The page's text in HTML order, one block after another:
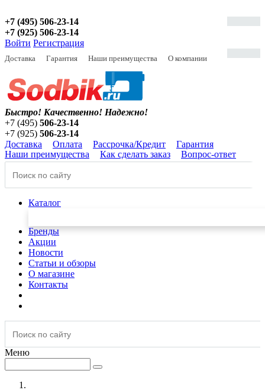
+7 (495) 506-23-14
+7 (925) 506-23-14
Войти Регистрация
Доставка Гарантия Наши преимущества О компании
Быстро! Качественно! Надежно!
+7 (495) 506-23-14
+7 (925) 506-23-14
Доставка
Оплата Рассрочка/Кредит
Гарантия
Наши преимущества
Как сделать заказ Вопрос-ответ
Каталог
Бренды
Акции
Новости
Статьи и обзоры
О магазине
Контакты
Меню